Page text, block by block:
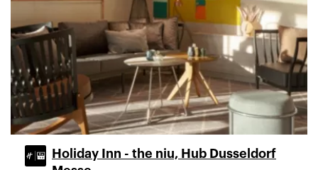
Holiday Inn - the niu, Hub Dusseldorf